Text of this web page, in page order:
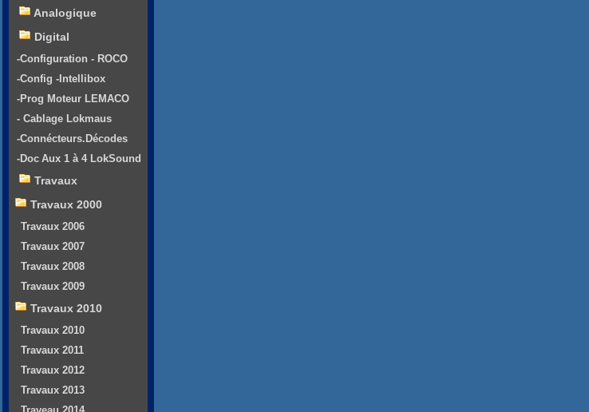
Analogique
Digital
-Configuration - ROCO
-Config -Intellibox
-Prog Moteur LEMACO
- Cablage Lokmaus
-Connécteurs.Décodes
-Doc Aux 1 à 4 LokSound
Travaux
Travaux 2000
Travaux 2006
Travaux 2007
Travaux 2008
Travaux 2009
Travaux 2010
Travaux 2010
Travaux 2011
Travaux 2012
Travaux 2013